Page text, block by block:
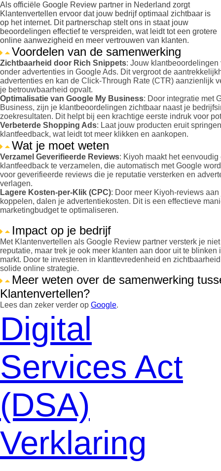
Als officiële Google Review partner in Nederland zorgt
Klantenvertellen ervoor dat jouw bedrijf optimaal zichtbaar is
op het internet. Dit partnerschap stelt ons in staat jouw
beoordelingen effectief te verspreiden, wat leidt tot een grotere
online aanwezigheid en meer vertrouwen van klanten.
Voordelen van de samenwerking
Zichtbaarheid door Rich Snippets: Jouw
onder advertenties in Google Ads. Dit vergroot de
advertenties en kan de Click-Through Rate (CTR) aanzienlijk
je betrouwbaarheid opvalt.
Optimalisatie van Google My Business: Door integratie met
Business, zijn je klantbeoordelingen zichtbaar naast je
zoekresultaten. Dit helpt bij een krachtige eerste indruk voor
Verbeterde Shopping Ads: Laat jouw producten eruit
klantfeedback, wat leidt tot meer klikken en aankopen.
Wat je moet weten
Verzamel Geverifieerde Reviews: Kiyoh maakt het eenvoudig
klantfeedback te verzamelen, die automatisch met Google
voor geverifieerde reviews die je reputatie versterken en
verlagen.
Lagere Kosten-per-Klik (CPC): Door meer Kiyoh-reviews
koppelen, dalen je advertentiekosten. Dit is een effectieve
marketingbudget te optimaliseren.
Impact op je bedrijf
Met Klantenvertellen als Google Review partner versterk je
reputatie, maar trek je ook meer klanten aan door uit te blinken
markt. Door te investeren in klanttevredenheid en
solide online strategie.
Meer weten over de samenwerking
Klantenvertellen?
Lees dan zeker verder op Google.
Digital
Services Act
(DSA)
Verklaring